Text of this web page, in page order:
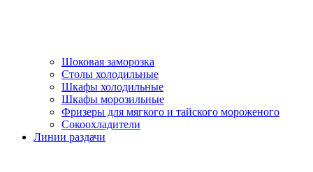
Шоковая заморозка
Столы холодильные
Шкафы холодильные
Шкафы морозильные
Фризеры для мягкого и тайского мороженого
Сокоохладители
Линии раздачи